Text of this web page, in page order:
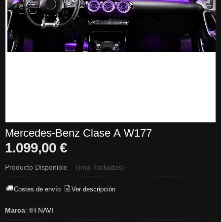
Mercedes-Benz Clase A W177
1.099,00 €
Producto Disponible - (Imp. Incluidos)
Costes de envío Ver descripción
Marca: IH NAVI